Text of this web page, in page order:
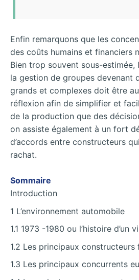
Enfin remarquons que les
des coûts humains et financiers
Bien trop souvent sous-estimée,
la gestion de groupes devenant
grands et complexes doit être
réflexion afin de simplifier et
de la production que des
on assiste également à un fort
d’accords entre constructeurs
rachat.
Sommaire
Introduction
1 L’environnement automobile
1.1 1973 -1980 ou l’histoire d’un
1.2 Les principaux constructeurs
1.3 Les principaux concurrents